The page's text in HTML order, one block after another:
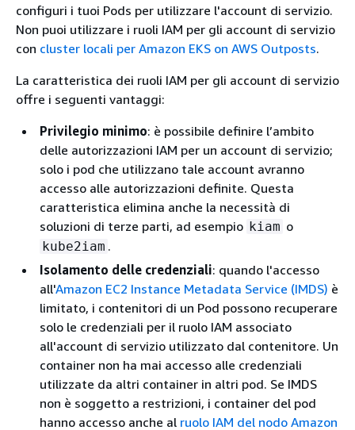
configuri i tuoi Pods per utilizzare l'account di servizio.
Non puoi utilizzare i ruoli IAM per gli account di servizio
con cluster locali per Amazon EKS on AWS Outposts.
La caratteristica dei ruoli IAM per gli account di servizio
offre i seguenti vantaggi:
Privilegio minimo: è possibile definire l’ambito
delle autorizzazioni IAM per un account di servizio;
solo i pod che utilizzano tale account avranno
accesso alle autorizzazioni definite. Questa
caratteristica elimina anche la necessità di
soluzioni di terze parti, ad esempio kiam o
kube2iam .
Isolamento delle credenziali: quando l'accesso
all'Amazon EC2 Instance Metadata Service (IMDS) è
limitato, i contenitori di un Pod possono recuperare
solo le credenziali per il ruolo IAM associato
all'account di servizio utilizzato dal contenitore. Un
container non ha mai accesso alle credenziali
utilizzate da altri container in altri pod. Se IMDS
non è soggetto a restrizioni, i container del pod
hanno accesso anche al ruolo IAM del nodo Amazon